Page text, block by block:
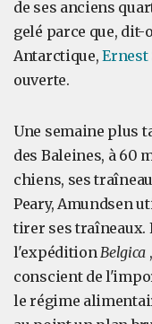
de ses anciens
gelé parce que,
Antarctique,Ernest
ouverte.
Une semaine plus
des Baleines, à 60
chiens, ses
Peary, Amundsen
tirer ses traîneaux.
l'expéditionBelgica
conscient de
le régime